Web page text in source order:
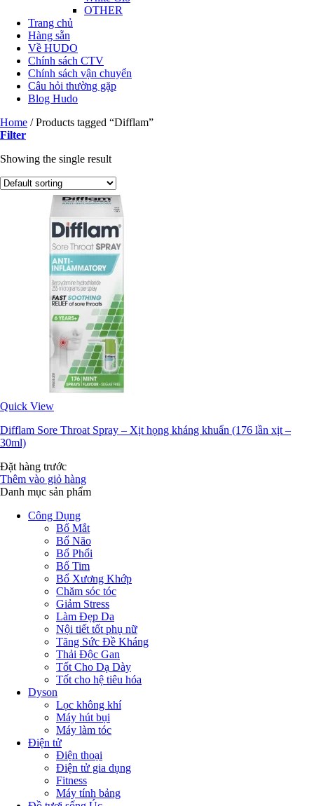
OTHER
Trang chủ
Hàng sẵn
Về HUDO
Chính sách CTV
Chính sách vận chuyển
Câu hỏi thường gặp
Blog Hudo
Home /Products tagged “Difflam”
Filter
Showing the single result
Quick View
Difflam Sore Throat Spray – Xịt họng kháng khuẩn (176 lần xịt –
30ml)
Đặt hàng trước
Thêm vào giỏ hàng
Danh mục sản phẩm
Công Dụng
Bổ Mắt
Bổ Não
Bổ Phổi
Bổ Tim
Bổ Xương Khớp
Chăm sóc tóc
Giảm Stress
Làm Đẹp Da
Nội tiết tốt phụ nữ
Tăng Sức Đề Kháng
Thải Độc Gan
Tốt Cho Dạ Dày
Tốt cho hệ tiêu hóa
Dyson
Lọc không khí
Máy hút bụi
Máy làm tóc
Điện tử
Điện thoại
Điện tử gia dụng
Fitness
Máy tính bảng